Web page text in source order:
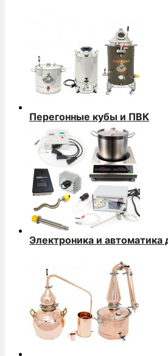
Перегонные кубы и ПВК
Электроника и